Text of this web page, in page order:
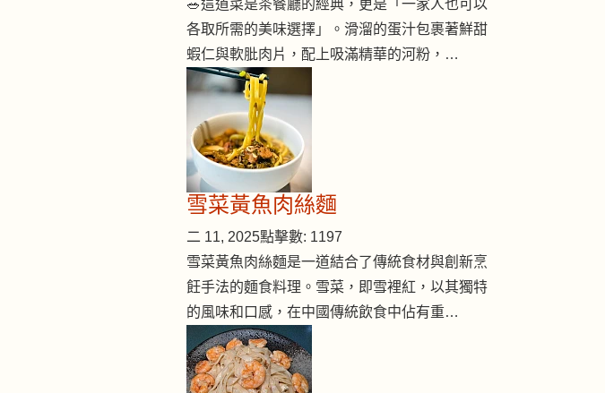
🥗這道菜是茶餐廳的經典，更是「一家人也可以
各取所需的美味選擇」。滑溜的蛋汁包裹著鮮甜
蝦仁與軟肶肉片，配上吸滿精華的河粉，…
雪菜黃魚肉絲麵
二 11, 2025點擊數: 1197
雪菜黃魚肉絲麵是一道結合了傳統食材與創新烹
飪手法的麵食料理。雪菜，即雪裡紅，以其獨特
的風味和口感，在中國傳統飲食中佔有重…